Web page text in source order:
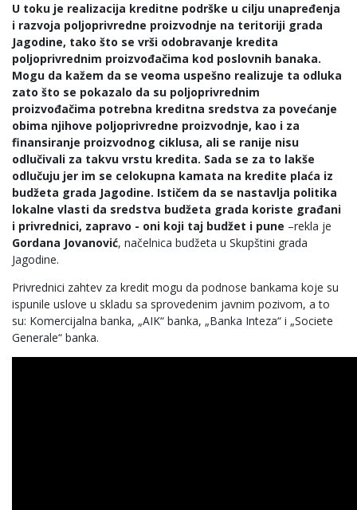
U toku je realizacija kreditne podrške u cilju unapređenja
i razvoja poljoprivredne proizvodnje na teritoriji grada
Jagodine, tako što se vrši odobravanje kredita
poljoprivrednim proizvođačima kod poslovnih banaka.
Mogu da kažem da se veoma uspešno realizuje ta odluka
zato što se pokazalo da su poljoprivrednim
proizvođačima potrebna kreditna sredstva za povećanje
obima njihove poljoprivredne proizvodnje, kao i za
finansiranje proizvodnog ciklusa, ali se ranije nisu
odlučivali za takvu vrstu kredita. Sada se za to lakše
odlučuju jer im se celokupna kamata na kredite plaća iz
budžeta grada Jagodine. Ističem da se nastavlja politika
lokalne vlasti da sredstva budžeta grada koriste građani
i privrednici, zapravo - oni koji taj budžet i pune –rekla je
Gordana Jovanović, načelnica budžeta u Skupštini grada
Jagodine.
Privrednici zahtev za kredit mogu da podnose bankama koje su
ispunile uslove u skladu sa sprovedenim javnim pozivom, a to
su: Komercijalna banka, „AIK“ banka, „Banka Inteza“ i „Societe
Generale“ banka.